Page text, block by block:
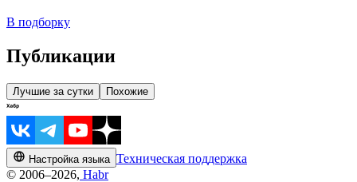
В подборку
Публикации
Лучшие за сутки Похожие
Настройка языка Техническая поддержка
© 2006–2026, Habr